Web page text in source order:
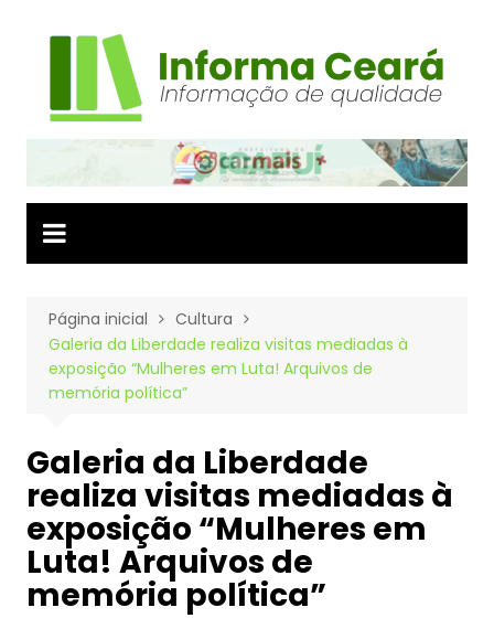
Página inicial
Cultura
Galeria da Liberdade realiza visitas mediadas à
exposição “Mulheres em Luta! Arquivos de
memória política”
Galeria da Liberdade
realiza visitas mediadas à
exposição “Mulheres em
Luta! Arquivos de
memória política”